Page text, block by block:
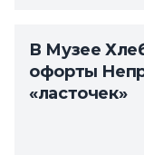
В Музее
офорты
«ласточек»